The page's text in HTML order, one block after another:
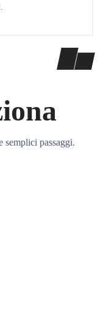
semplici passaggi.